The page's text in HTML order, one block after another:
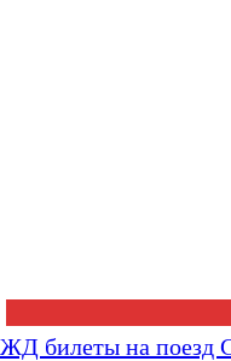
ЖД билеты на поезд